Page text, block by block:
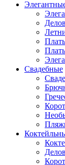
Свадебные